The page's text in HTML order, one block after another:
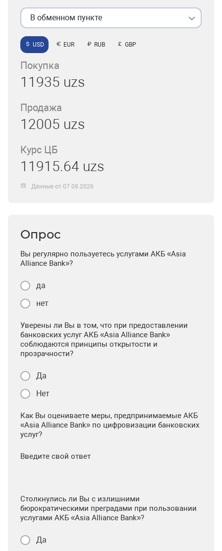
В обменном пункте
USD EUR RUB GBP
Покупка
11935 uzs
Продажа
12005 uzs
Курс ЦБ
11915.64 uzs
Данные от 07.08.2026
Опрос
Вы регулярно пользуетесь услугами АКБ «Asia
Alliance Bank»?
да
нет
Уверены ли Вы в том, что при предоставлении
банковских услуг АКБ «Asia Alliance Bank»
соблюдаются принципы открытости и
прозрачности?
Да
Нет
Как Вы оцениваете меры, предпринимаемые АКБ
«Asia Alliance Bank» по цифровизации банковских
услуг?
Введите свой ответ
Столкнулись ли Вы с излишними
бюрократическими преградами при пользовании
услугами АКБ «Asia Alliance Bank»?
Да